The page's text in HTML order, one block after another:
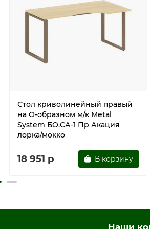
Стол криволинейный правый
на О-образном м/к Metal
System БО.СА-1 Пр Акация
лорка/мокко
18 951 р В корзину
Наши